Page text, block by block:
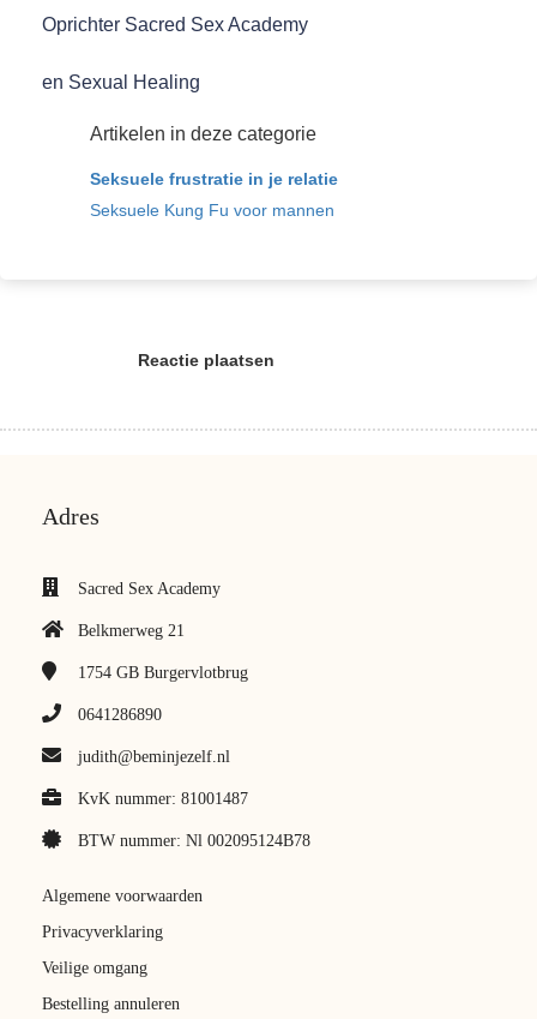
Oprichter Sacred Sex Academy
en Sexual Healing
Artikelen in deze categorie
Seksuele frustratie in je relatie
Seksuele Kung Fu voor mannen
Reactie plaatsen
Adres
Sacred Sex Academy
Belkmerweg 21
1754 GB Burgervlotbrug
0641286890
judith@beminjezelf.nl
KvK nummer: 81001487
BTW nummer: Nl 002095124B78
Algemene voorwaarden
Privacyverklaring
Veilige omgang
Bestelling annuleren